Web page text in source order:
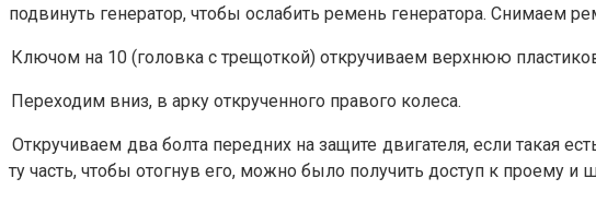
подвинуть генератор, чтобы ослабить ремень генератора. Снимаем
Ключом на 10 (головка с трещоткой) откручиваем верхнюю
Переходим вниз, в арку открученного правого колеса.
Откручиваем два болта передних на защите двигателя, если такая
ту часть, чтобы отогнув его, можно было получить доступ к проему и